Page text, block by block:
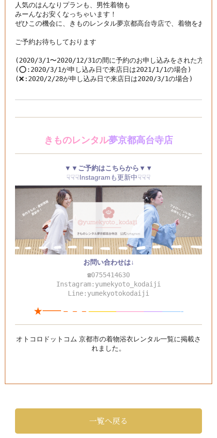
人気のはんなりプランも、男性着物も
みーんなお安くなっちゃいます！
ぜひこの機会に、きものレンタル夢京都高台寺店で、着物をお楽
ご予約お待ちしております
(2020/3/1〜2020/12/31の間に予約のお申し込みをされた方が
(⭕️:2020/3/1が申し込み日で来店日は2021/1/1の場合)
(❌:2020/2/28が申し込み日で来店日は2020/3/1の場合)
きものレンタル夢京都高台寺店
▼▼ご予約はこちらから▼▼
☟☟☟Instagramも更新中☟☟☟
お問い合わせは↓
☎0755414630
Instagram:yumekyoto_kodaiji
Line:yumekyotokodaiji
★━━－－－ ——————————-
オトコロドットコム 京都市の着物浴衣レンタル一覧に掲載さ
れました。
一覧へ戻る